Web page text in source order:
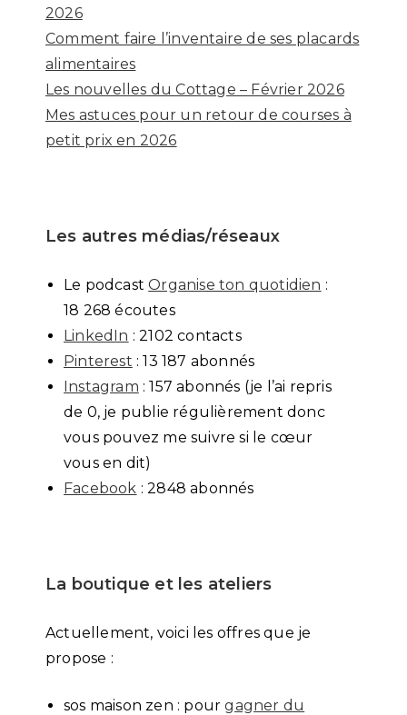
2026
Comment faire l’inventaire de ses placards
alimentaires
Les nouvelles du Cottage – Février 2026
Mes astuces pour un retour de courses à
petit prix en 2026
Les autres médias/réseaux
Le podcastOrganise ton quotidien :
18 268 écoutes
LinkedIn : 2102 contacts
Pinterest : 13 187 abonnés
Instagram : 157 abonnés (je l’ai repris
de 0, je publie régulièrement donc
vous pouvez me suivre si le cœur
vous en dit)
Facebook : 2848 abonnés
La boutique et les ateliers
Actuellement, voici les offres que je
propose :
sos maison zen : pourgagner du